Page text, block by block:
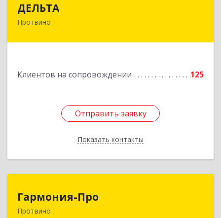
ДЕЛЬТА
Протвино
Клиентов на сопровождении 125
Отправить заявку
Показать контакты
Отправить заявку
Назад
Гармония-Про
Протвино
142280, Московская обл, Протвино г, Ленина